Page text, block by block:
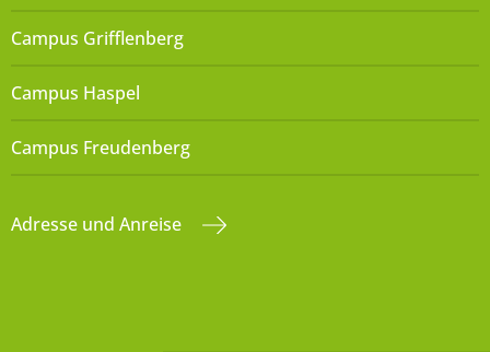
Campus Grifflenberg
Campus Haspel
Campus Freudenberg
Adresse und Anreise